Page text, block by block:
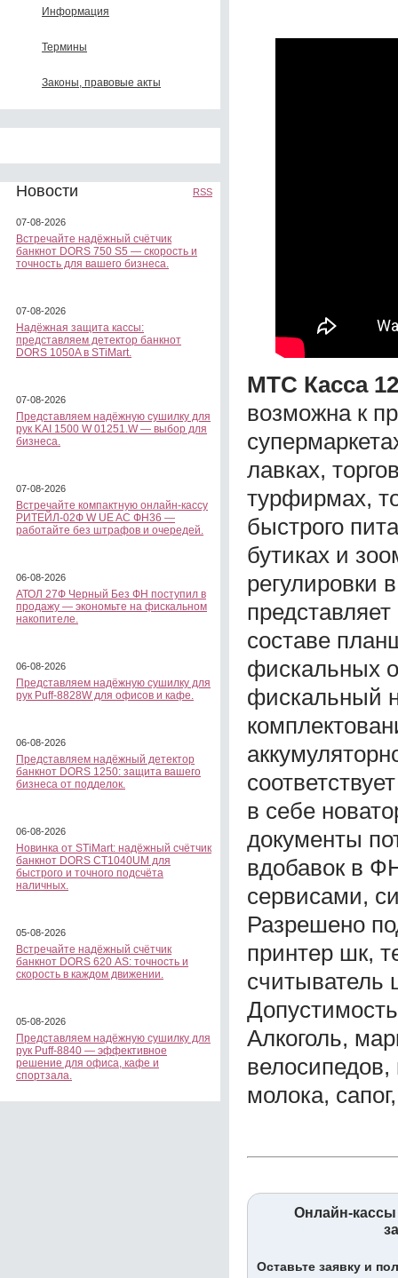
Информация
Термины
Законы, правовые акты
Новости RSS
07-08-2026
Встречайте надёжный счётчик
банкнот DORS 750 S5 — скорость и
точность для вашего бизнеса.
07-08-2026
Надёжная защита кассы:
представляем детектор банкнот
DORS 1050A в STiMart.
07-08-2026
Представляем надёжную сушилку для
рук KAI 1500 W 01251.W — выбор для
бизнеса.
07-08-2026
Встречайте компактную онлайн-кассу
РИТЕЙЛ-02Ф W UE AC ФН36 —
работайте без штрафов и очередей.
06-08-2026
АТОЛ 27Ф Черный Без ФН поступил в
продажу — экономьте на фискальном
накопителе.
06-08-2026
Представляем надёжную сушилку для
рук Puff-8828W для офисов и кафе.
06-08-2026
Представляем надёжный детектор
банкнот DORS 1250: защита вашего
бизнеса от подделок.
06-08-2026
Новинка от STiMart: надёжный счётчик
банкнот DORS CT1040UM для
быстрого и точного подсчёта
наличных.
05-08-2026
Встречайте надёжный счётчик
банкнот DORS 620 АS: точность и
скорость в каждом движении.
05-08-2026
Представляем надёжную сушилку для
рук Puff-8840 — эффективное
решение для офиса, кафе и
спортзала.
МТС Касса
возможна к
лавках,
турфирмах,
быстрого
бутиках и
регулировки
составе
фискальных
фискальный
в себе
документы
вдобавок в
сервисами,
Разрешено
принтер шк,
Алкоголь,
велосипедов,
молока,
Онлайн-
Оставьте заявку и